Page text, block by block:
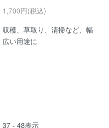
1,700円(税込)
収穫、草取り、清掃など、幅
広い用途に
37 - 48表示